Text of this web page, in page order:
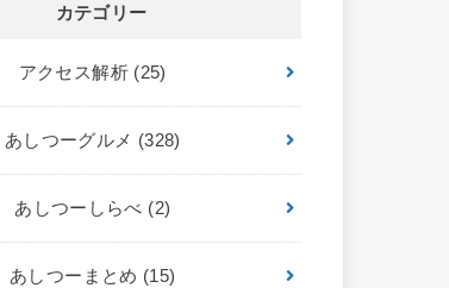
カテゴリー
アクセス解析 (25)
あしつーグルメ (328)
あしつーしらべ (2)
あしつーまとめ (15)